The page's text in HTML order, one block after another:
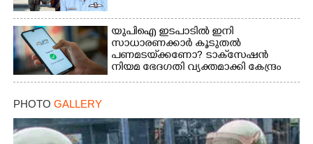
യുപിഐ ഇടപാടിൽ ഇനി
സാധാരണക്കാർ കൂടുതൽ
പണമടയ്‌ക്കണോ?​ ടാക്‌സേഷൻ
നിയമ ഭേദഗതി വ്യക്തമാക്കി കേന്ദ്രം
PHOTO GALLERY